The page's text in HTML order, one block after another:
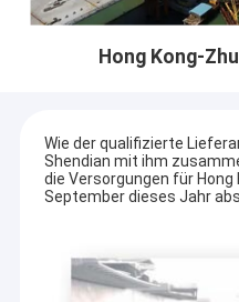
Hong Kong-
Wie der qualifizierte
Shendian mit ihm
die Versorgungen für
September dieses Jahr